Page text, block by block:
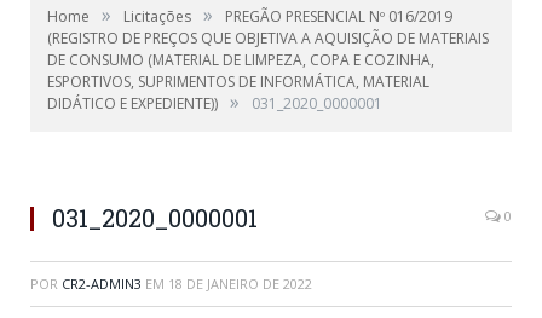
Home » Licitações »
PREGÃO PRESENCIAL Nº 016/2019
(REGISTRO DE PREÇOS QUE OBJETIVA A AQUISIÇÃO DE MATERIAIS
DE CONSUMO (MATERIAL DE LIMPEZA, COPA E COZINHA,
ESPORTIVOS, SUPRIMENTOS DE INFORMÁTICA, MATERIAL
DIDÁTICO E EXPEDIENTE)) » 031_2020_0000001
031_2020_0000001 0
POR CR2-ADMIN3 EM 18 DE JANEIRO DE 2022